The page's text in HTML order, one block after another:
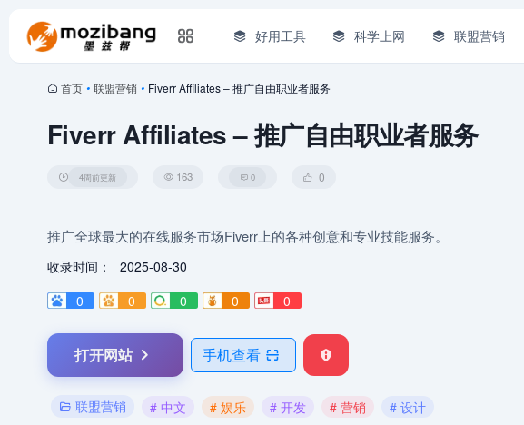
好用工具 科学上网 联盟营销
首页 • 联盟营销 • Fiverr Affiliates – 推广自由职业者服务
Fiverr Affiliates – 推广自由职业者服务
4周前更新 163 0 0
推广全球最大的在线服务市场Fiverr上的各种创意和专业技能服务。
收录时间：
2025-08-30
0
0 0 0 0
打开网站 手机查看
联盟营销 # 中文 # 娱乐 # 开发 # 营销 # 设计